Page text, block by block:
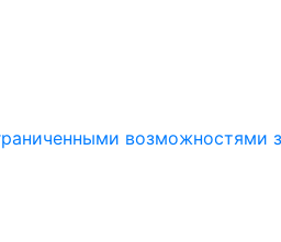
возможностями